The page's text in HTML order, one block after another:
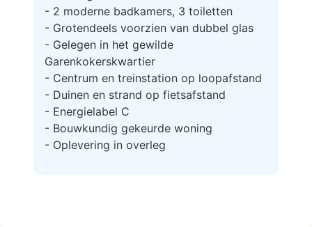
- 2 moderne badkamers, 3 toiletten
- Grotendeels voorzien van dubbel glas
- Gelegen in het gewilde
Garenkokerskwartier
- Centrum en treinstation op loopafstand
- Duinen en strand op fietsafstand
- Energielabel C
- Bouwkundig gekeurde woning
- Oplevering in overleg